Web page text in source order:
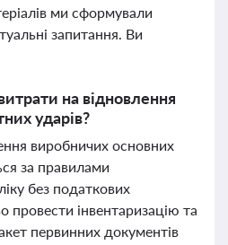
ми сформували
запитання. Ви
на відновлення
ударів?
виробничих основних
за правилами
без податкових
провести інвентаризацію та
первинних документів